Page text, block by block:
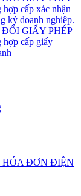
cấp xác nhận
ký doanh nghiệp.
GIẤY PHÉP
cấp giấy
ĐƠN ĐIỆN